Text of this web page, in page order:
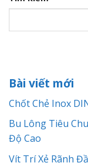
Bài viết mới
Chốt Chẻ Inox
Bu Lông Tiêu
Độ Cao
Vít Trí Xẻ Rãnh